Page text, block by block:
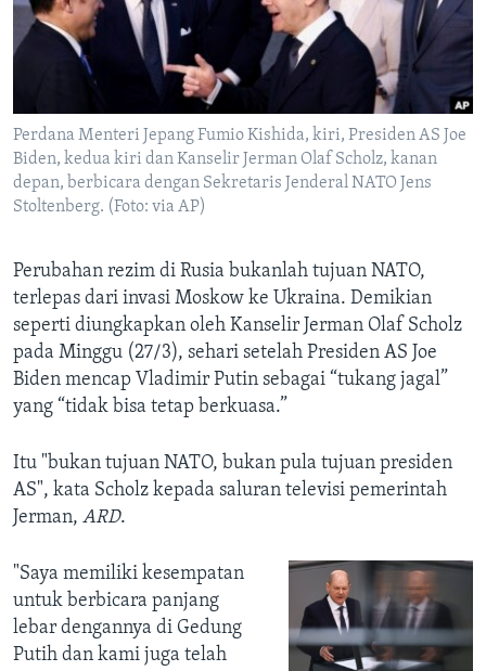
Perdana Menteri Jepang Fumio Kishida, kiri, Presiden AS Joe
Biden, kedua kiri dan Kanselir Jerman Olaf Scholz, kanan
depan, berbicara dengan Sekretaris Jenderal NATO Jens
Stoltenberg. (Foto: via AP)
Perubahan rezim di Rusia bukanlah tujuan NATO,
terlepas dari invasi Moskow ke Ukraina. Demikian
seperti diungkapkan oleh Kanselir Jerman Olaf Scholz
pada Minggu (27/3), sehari setelah Presiden AS Joe
Biden mencap Vladimir Putin sebagai “tukang jagal”
yang “tidak bisa tetap berkuasa.”
Itu "bukan tujuan NATO, bukan pula tujuan presiden
AS", kata Scholz kepada saluran televisi pemerintah
Jerman, ARD.
"Saya memiliki kesempatan
untuk berbicara panjang
lebar dengannya di Gedung
Putih dan kami juga telah